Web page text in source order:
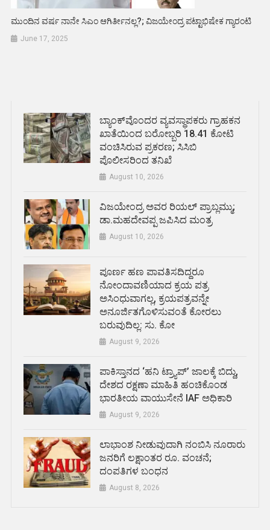
ಮುಂದಿನ ವರ್ಷ ನಾನೇ ಸಿಎಂ ಆಗಿರ್ತೀನಲ್ಲ?; ವಿಜಯೇಂದ್ರ ಪಟ್ಟಾಭಿಷೇಕ ಗ್ಯಾರಂಟಿ
June 17, 2025
ಬ್ಯಾಂಕ್‌ವೊಂದರ ವ್ಯವಸ್ಥಾಪಕರು ಗ್ರಾಹಕನ
ಖಾತೆಯಿಂದ ಬರೋಬ್ಬರಿ 18.41 ಕೋಟಿ
ವಂಚಿಸಿರುವ ಪ್ರಕರಣ; ಸಿಸಿಬಿ
ಪೊಲೀಸರಿಂದ ತನಿಖೆ
August 10, 2026
ವಿಜಯೇಂದ್ರ ಅವರ ರಿಯಲ್ ಪ್ರಾಬ್ಲಮ್ಮು;
ಡಾ.ಮಹದೇವಪ್ಪ ಜಪಿಸಿದ ಮಂತ್ರ
August 10, 2026
ಪೂರ್ಣ ಹಣ ಪಾವತಿಸದಿದ್ದರೂ
ನೋಂದಾವಣಿಯಾದ ಕ್ರಯ ಪತ್ರ
ಅಸಿಂಧುವಾಗಲ್ಲ, ಕ್ರಯಪತ್ರವನ್ನೇ
ಅನೂರ್ಜಿತಗೊಳಿಸುವಂತೆ ಕೋರಲು
ಬರುವುದಿಲ್ಲ: ಸು. ಕೋ
August 9, 2026
ಪಾಕಿಸ್ತಾನದ ‘ಹನಿ ಟ್ರ್ಯಾಪ್’ ಜಾಲಕ್ಕೆ ಬಿದ್ದು,
ದೇಶದ ರಕ್ಷಣಾ ಮಾಹಿತಿ ಹಂಚಿಕೊಂಡ
ಭಾರತೀಯ ವಾಯುಸೇನೆ IAF ಅಧಿಕಾರಿ
August 9, 2026
ಲಾಭಾಂಶ ನೀಡುವುದಾಗಿ ನಂಬಿಸಿ ನೂರಾರು
ಜನರಿಗೆ ಲಕ್ಷಾಂತರ ರೂ. ವಂಚನೆ;
ದಂಪತಿಗಳ ಬಂಧನ
August 8, 2026